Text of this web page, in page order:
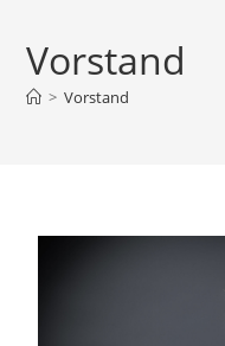
Vorstand
> Vorstand